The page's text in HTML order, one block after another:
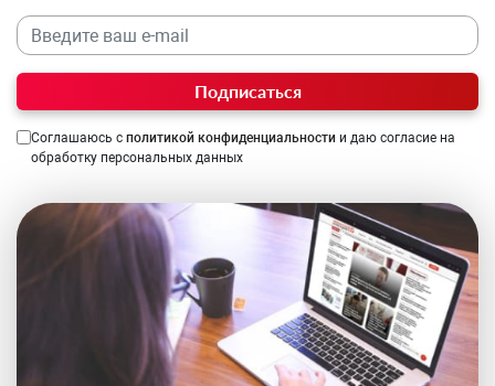
Подписаться
Соглашаюсь с политикой конфиденциальности и даю согласие на
обработку персональных данных